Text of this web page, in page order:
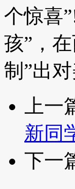
个惊喜
孩”，
制”出
上一
新同
下一